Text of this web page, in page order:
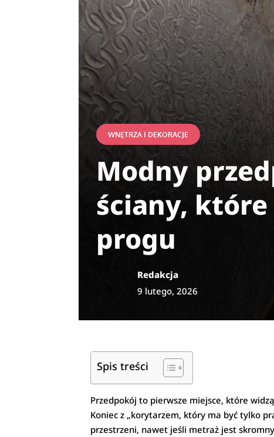
WNĘTRZA I DEKORACJE
Modny
ściany, które
progu
Redakcja
9 lutego, 2026
Spis treści
Przedpokój to pierwsze miejsce, które
Koniec z „korytarzem, który ma być tylko
przestrzeni, nawet jeśli metraż jest